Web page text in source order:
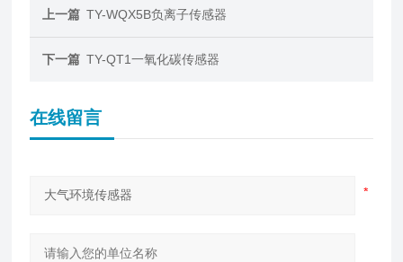
上一篇 TY-WQX5B负离子传感器
下一篇 TY-QT1一氧化碳传感器
在线留言